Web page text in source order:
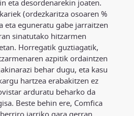
eta desordenarekin joaten.
(ordezkaritza osoaren %
eta eguneratu gabe jarraitzen
sinatutako hitzarmen
Horregatik guztiagatik,
azpitik ordaintzen
behar dugu, eta kasu
hartzea erabakitzen ez
arduratu beharko da
Beste behin ere, Comfica
jarriko gara gerran